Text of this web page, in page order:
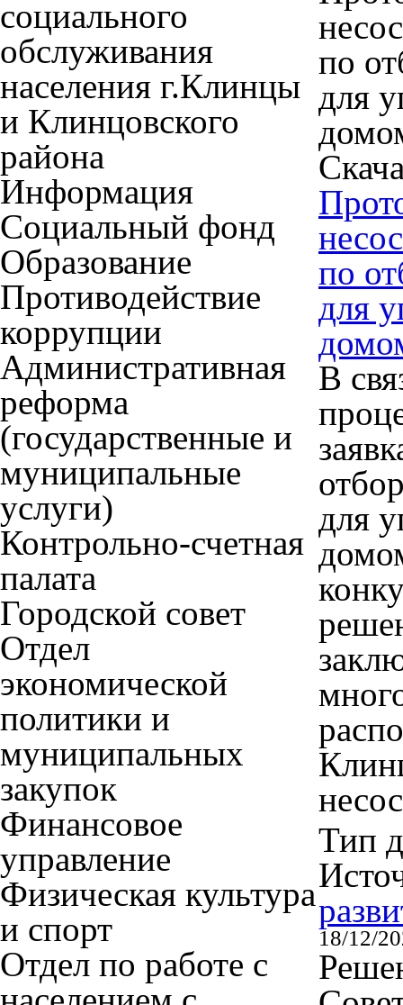
социального
обслуживания
населения г.Клинцы
и Клинцовского
района
Информация
Социальный фонд
Образование
Противодействие
коррупции
Административная
реформа
(государственные и
муниципальные
услуги)
Контрольно-счетная
палата
Городской совет
Отдел
экономической
политики и
муниципальных
закупок
Финансовое
управление
Физическая культура
и спорт
Отдел по работе с
по
для
по
для
В
для
Тип
18/12/